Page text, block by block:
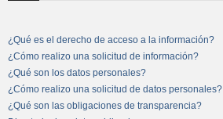
¿Qué es el derecho de acceso a la información?
¿Cómo realizo una solicitud de información?
¿Qué son los datos personales?
¿Cómo realizo una solicitud de datos personales?
¿Qué son las obligaciones de transparencia?